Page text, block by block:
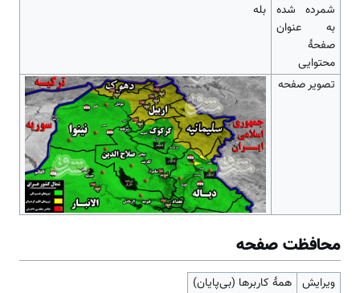
شمرده شده
به عنوان
صفحهٔ
محتوایی
بله
تصویر صفحه
محافظت صفحه
ویرایش
همهٔ کاربرها (بی‌پایان)